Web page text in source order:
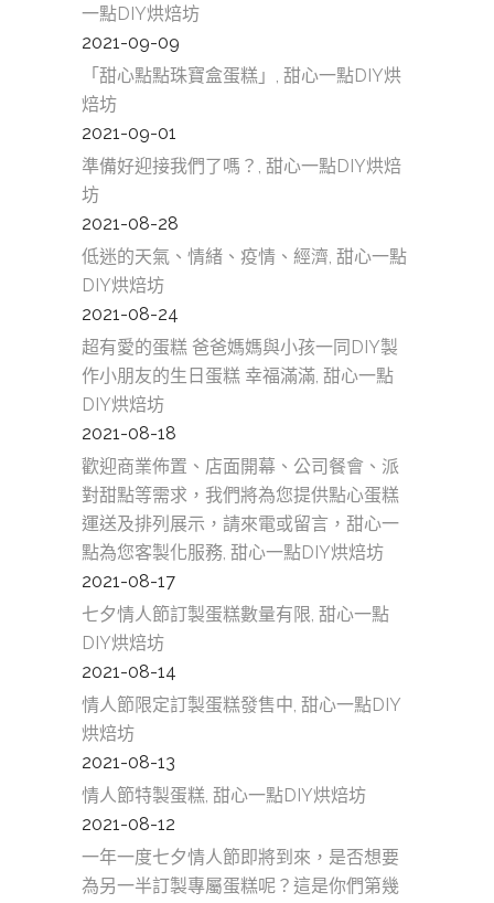
一點DIY烘焙坊
2021-09-09
「甜心點點珠寶盒蛋糕」, 甜心一點DIY烘
焙坊
2021-09-01
準備好迎接我們了嗎？, 甜心一點DIY烘焙
坊
2021-08-28
低迷的天氣、情緒、疫情、經濟, 甜心一點
DIY烘焙坊
2021-08-24
超有愛的蛋糕 爸爸媽媽與小孩一同DIY製
作小朋友的生日蛋糕 幸福滿滿, 甜心一點
DIY烘焙坊
2021-08-18
歡迎商業佈置、店面開幕、公司餐會、派
對甜點等需求，我們將為您提供點心蛋糕
運送及排列展示，請來電或留言，甜心一
點為您客製化服務, 甜心一點DIY烘焙坊
2021-08-17
七夕情人節訂製蛋糕數量有限, 甜心一點
DIY烘焙坊
2021-08-14
情人節限定訂製蛋糕發售中, 甜心一點DIY
烘焙坊
2021-08-13
情人節特製蛋糕, 甜心一點DIY烘焙坊
2021-08-12
一年一度七夕情人節即將到來，是否想要
為另一半訂製專屬蛋糕呢？這是你們第幾